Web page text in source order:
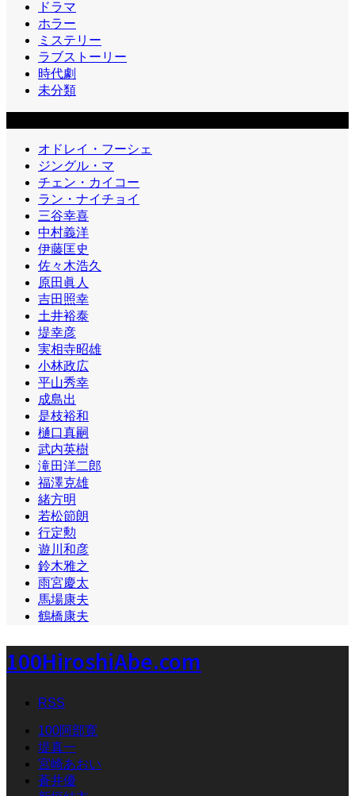
ドラマ
ホラー
ミステリー
ラブストーリー
時代劇
未分類
オドレイ・フーシェ
ジングル・マ
チェン・カイコー
ラン・ナイチョイ
三谷幸喜
中村義洋
伊藤匡史
佐々木浩久
原田眞人
吉田照幸
土井裕泰
堤幸彦
実相寺昭雄
小林政広
平山秀幸
成島出
是枝裕和
樋口真嗣
武内英樹
滝田洋二郎
福澤克雄
緒方明
若松節朗
行定勲
遊川和彦
鈴木雅之
雨宮慶太
馬場康夫
鶴橋康夫
100HiroshiAbe.com
RSS
100阿部寛
堤真一
宮崎あおい
蒼井優